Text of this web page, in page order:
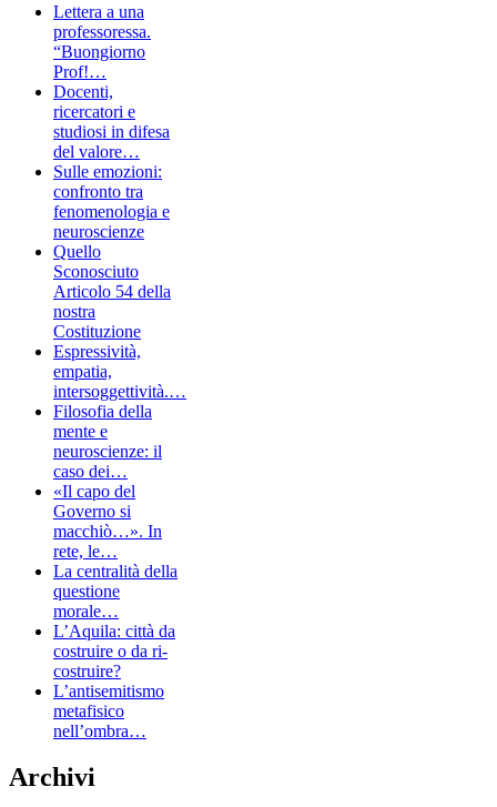
Lettera a una
professoressa.
“Buongiorno
Prof!…
Docenti,
ricercatori e
studiosi in difesa
del valore…
Sulle emozioni:
confronto tra
fenomenologia e
neuroscienze
Quello
Sconosciuto
Articolo 54 della
nostra
Costituzione
Espressività,
empatia,
intersoggettività.…
Filosofia della
mente e
neuroscienze: il
caso dei…
«Il capo del
Governo si
macchiò…». In
rete, le…
La centralità della
questione
morale…
L’Aquila: città da
costruire o da ri-
costruire?
L’antisemitismo
metafisico
nell’ombra…
Archivi